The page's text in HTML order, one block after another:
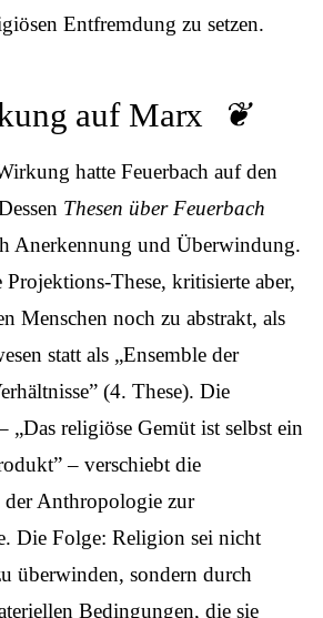
Entfremdung zu setzen.
auf Marx
hatte Feuerbach auf den
Thesen über Feuerbach
Anerkennung und Überwindung.
These, kritisierte aber,
Menschen noch zu abstrakt, als
statt als „Ensemble der
(4. These). Die
„Das religiöse Gemüt ist selbst ein
– verschiebt die
Anthropologie zur
Die Folge: Religion sei nicht
überwinden, sondern durch
Bedingungen, die sie